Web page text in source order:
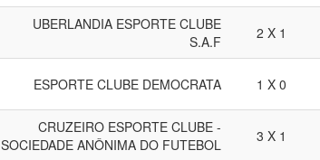
UBERLANDIA ESPORTE CLUBE
S.A.F
2 X 1
ESPORTE CLUBE DEMOCRATA 1 X 0
CRUZEIRO ESPORTE CLUBE -
SOCIEDADE ANÔNIMA DO FUTEBOL
3 X 1